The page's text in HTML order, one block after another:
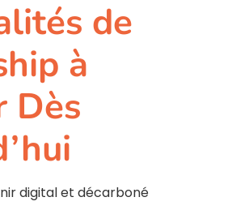
de
à
Dès
digital et décarboné